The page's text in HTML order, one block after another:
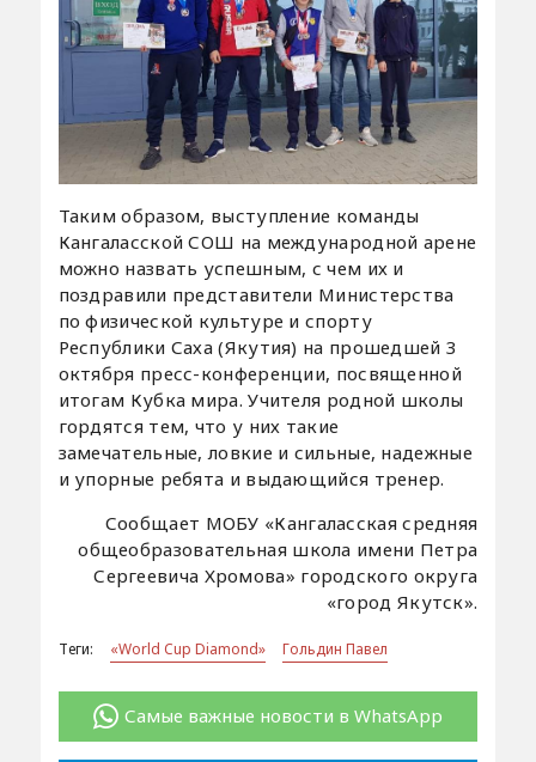
Таким образом, выступление команды
Кангаласской СОШ на международной арене
можно назвать успешным, с чем их и
поздравили представители Министерства
по физической культуре и спорту
Республики Саха (Якутия) на прошедшей 3
октября пресс-конференции, посвященной
итогам Кубка мира. Учителя родной школы
гордятся тем, что у них такие
замечательные, ловкие и сильные, надежные
и упорные ребята и выдающийся тренер.
Сообщает МОБУ «Кангаласская средняя
общеобразовательная школа имени Петра
Сергеевича Хромова» городского округа
«город Якутск».
Теги: «World Cup Diamond» Гольдин Павел
Самые важные новости в WhatsApp